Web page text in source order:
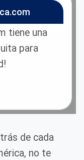
tiene una
para
de cada
no te